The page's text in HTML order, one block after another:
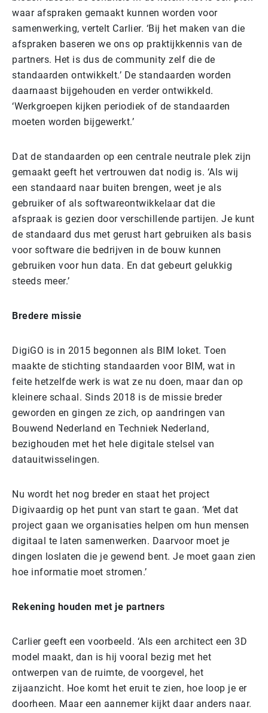
waar afspraken gemaakt kunnen worden voor
samenwerking, vertelt Carlier. ‘Bij het maken van die
afspraken baseren we ons op praktijkkennis van de
partners. Het is dus de community zelf die de
standaarden ontwikkelt.’ De standaarden worden
daarnaast bijgehouden en verder ontwikkeld.
‘Werkgroepen kijken periodiek of de standaarden
moeten worden bijgewerkt.’
Dat de standaarden op een centrale neutrale plek zijn
gemaakt geeft het vertrouwen dat nodig is. ‘Als wij
een standaard naar buiten brengen, weet je als
gebruiker of als softwareontwikkelaar dat die
afspraak is gezien door verschillende partijen. Je kunt
de standaard dus met gerust hart gebruiken als basis
voor software die bedrijven in de bouw kunnen
gebruiken voor hun data. En dat gebeurt gelukkig
steeds meer.’
Bredere missie
DigiGO is in 2015 begonnen als BIM loket. Toen
maakte de stichting standaarden voor BIM, wat in
feite hetzelfde werk is wat ze nu doen, maar dan op
kleinere schaal. Sinds 2018 is de missie breder
geworden en gingen ze zich, op aandringen van
Bouwend Nederland en Techniek Nederland,
bezighouden met het hele digitale stelsel van
datauitwisselingen.
Nu wordt het nog breder en staat het project
Digivaardig op het punt van start te gaan. ‘Met dat
project gaan we organisaties helpen om hun mensen
digitaal te laten samenwerken. Daarvoor moet je
dingen loslaten die je gewend bent. Je moet gaan zien
hoe informatie moet stromen.’
Rekening houden met je partners
Carlier geeft een voorbeeld. ‘Als een architect een 3D
model maakt, dan is hij vooral bezig met het
ontwerpen van de ruimte, de voorgevel, het
zijaanzicht. Hoe komt het eruit te zien, hoe loop je er
doorheen. Maar een aannemer kijkt daar anders naar.